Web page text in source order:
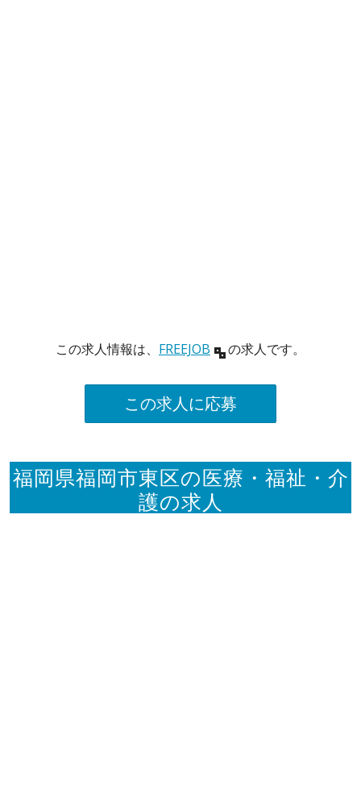
この求人情報は、 FREEJOB の求人です。
この求人に応募
福岡県福岡市東区の医療・福祉・介
護の求人